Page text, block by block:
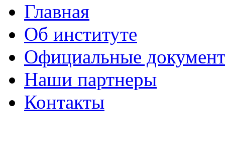
Главная
Об институте
Официальные
Наши партнеры
Контакты